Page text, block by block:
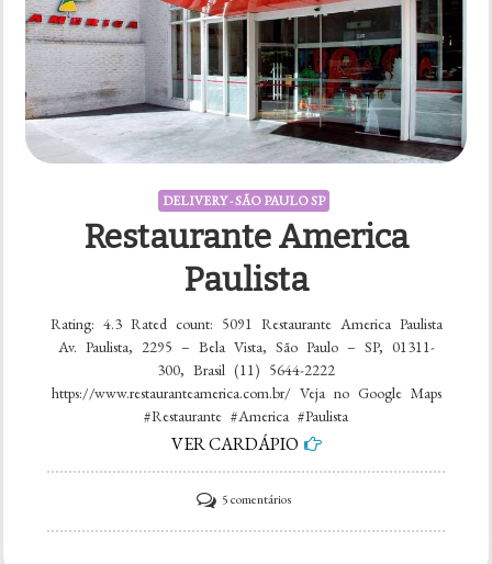
DELIVERY - SÃO PAULO SP
Restaurante America
Paulista
Rating: 4.3 Rated count: 5091 Restaurante America Paulista
Av. Paulista, 2295 – Bela Vista, São Paulo – SP, 01311-
300, Brasil (11) 5644-2222
https://www.restauranteamerica.com.br/ Veja no Google Maps
#Restaurante #America #Paulista
VER CARDÁPIO
5 comentáriosem
Restaurante